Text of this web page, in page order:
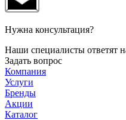
Нужна консультация?
Наши специалисты ответят
Задать вопрос
Компания
Услуги
Бренды
Акции
Каталог